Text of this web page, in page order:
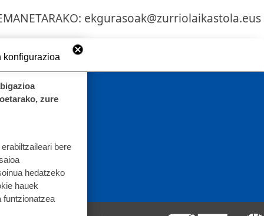
ekgurasoak@zurriolaikastola.eus
konfigurazioa
zure
bere
hedatzeko
hauek
funtzionatzea